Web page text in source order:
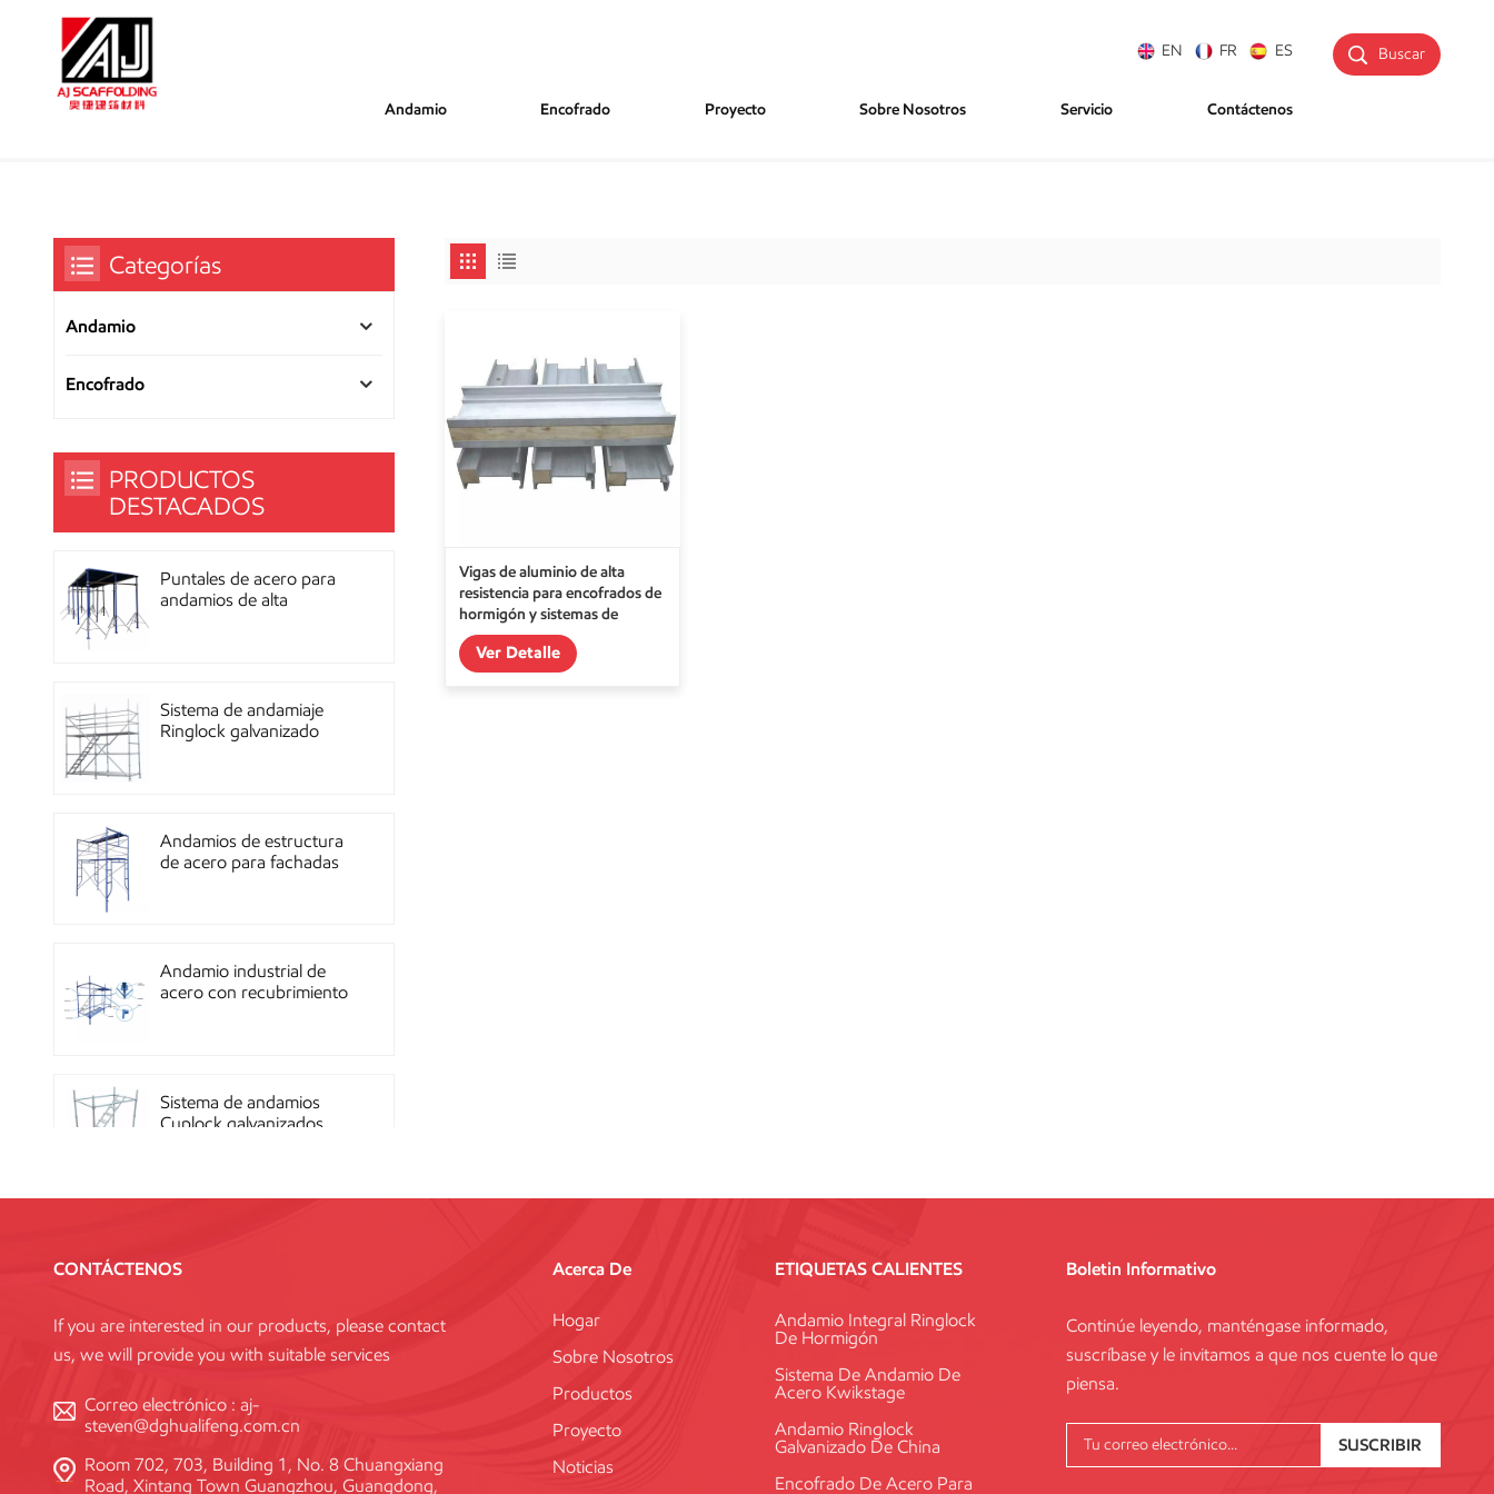
Buscar
EN FR ES
Andamio Encofrado Proyecto Sobre Nosotros Servicio Contáctenos
Vigas de aluminio de alta
resistencia para encofrados de
hormigón y sistemas de
andamios
Ver Detalle
Categorías
Andamio
Encofrado
PRODUCTOS
DESTACADOS
Puntales de acero para
andamios de alta
Sistema de andamiaje
Ringlock galvanizado
Andamios de estructura
de acero para fachadas
Andamio industrial de
acero con recubrimiento
Sistema de andamios
Cuplock galvanizados
en polvo para la
Andamio Layher Ring
resistencia Q345
estándar
CONTÁCTENOS
If you are interested in our products, please contact
us, we will provide you with suitable services
Correo electrónico : aj-
steven@dghualifeng.com.cn
Room 702, 703, Building 1, No. 8 Chuangxiang
Road, Xintang Town Guangzhou, Guangdong,
Acerca De
Hogar
Sobre Nosotros
Productos
Proyecto
Noticias
ETIQUETAS CALIENTES
Andamio Integral Ringlock
De Hormigón
Sistema De Andamio De
Acero Kwikstage
Andamio Ringlock
Galvanizado De China
Encofrado De Acero Para
Boletin Informativo
Continúe leyendo, manténgase informado,
suscríbase y le invitamos a que nos cuente lo que
piensa.
SUSCRIBIR